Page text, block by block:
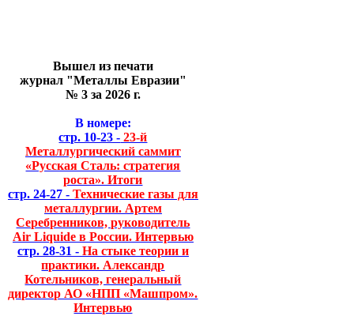
Вышел из печати
журнал "Металлы Евразии"
№ 3 за 2026 г.
В номере:
стр. 10-23 - 23-й
Металлургический саммит
«Русская Сталь: стратегия
роста». Итоги
стр. 24-27 - Технические газы для
металлургии. Артем
Серебренников, руководитель
Air Liquide в России. Интервью
стр. 28-31 - На стыке теории и
практики. Александр
Котельников, генеральный
директор АО «НПП «Машпром».
Интервью